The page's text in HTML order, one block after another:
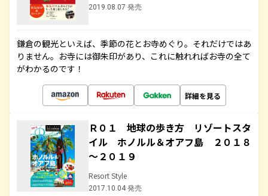
2019.08.07 発売
鎌倉の観光といえば、季節の花とお寺めぐり。それだけではあ
りません。お寺には御朱印があり、これに触れればお寺の全て
がわかるのです！
詳細を見る
Ｒ０１ 地球の歩き方 リゾートスタ
イル ホノルル＆オアフ島 ２０１８
～２０１９
Resort Style
2017.10.04 発売